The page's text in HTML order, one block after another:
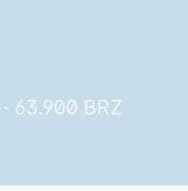
63.900 BRZ